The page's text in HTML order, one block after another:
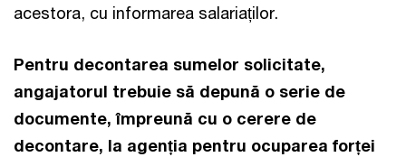
acestora, cu informarea salariaților.
Pentru decontarea sumelor solicitate,
angajatorul trebuie să depună o serie de
documente, împreună cu o cerere de
decontare, la agenția pentru ocuparea forței